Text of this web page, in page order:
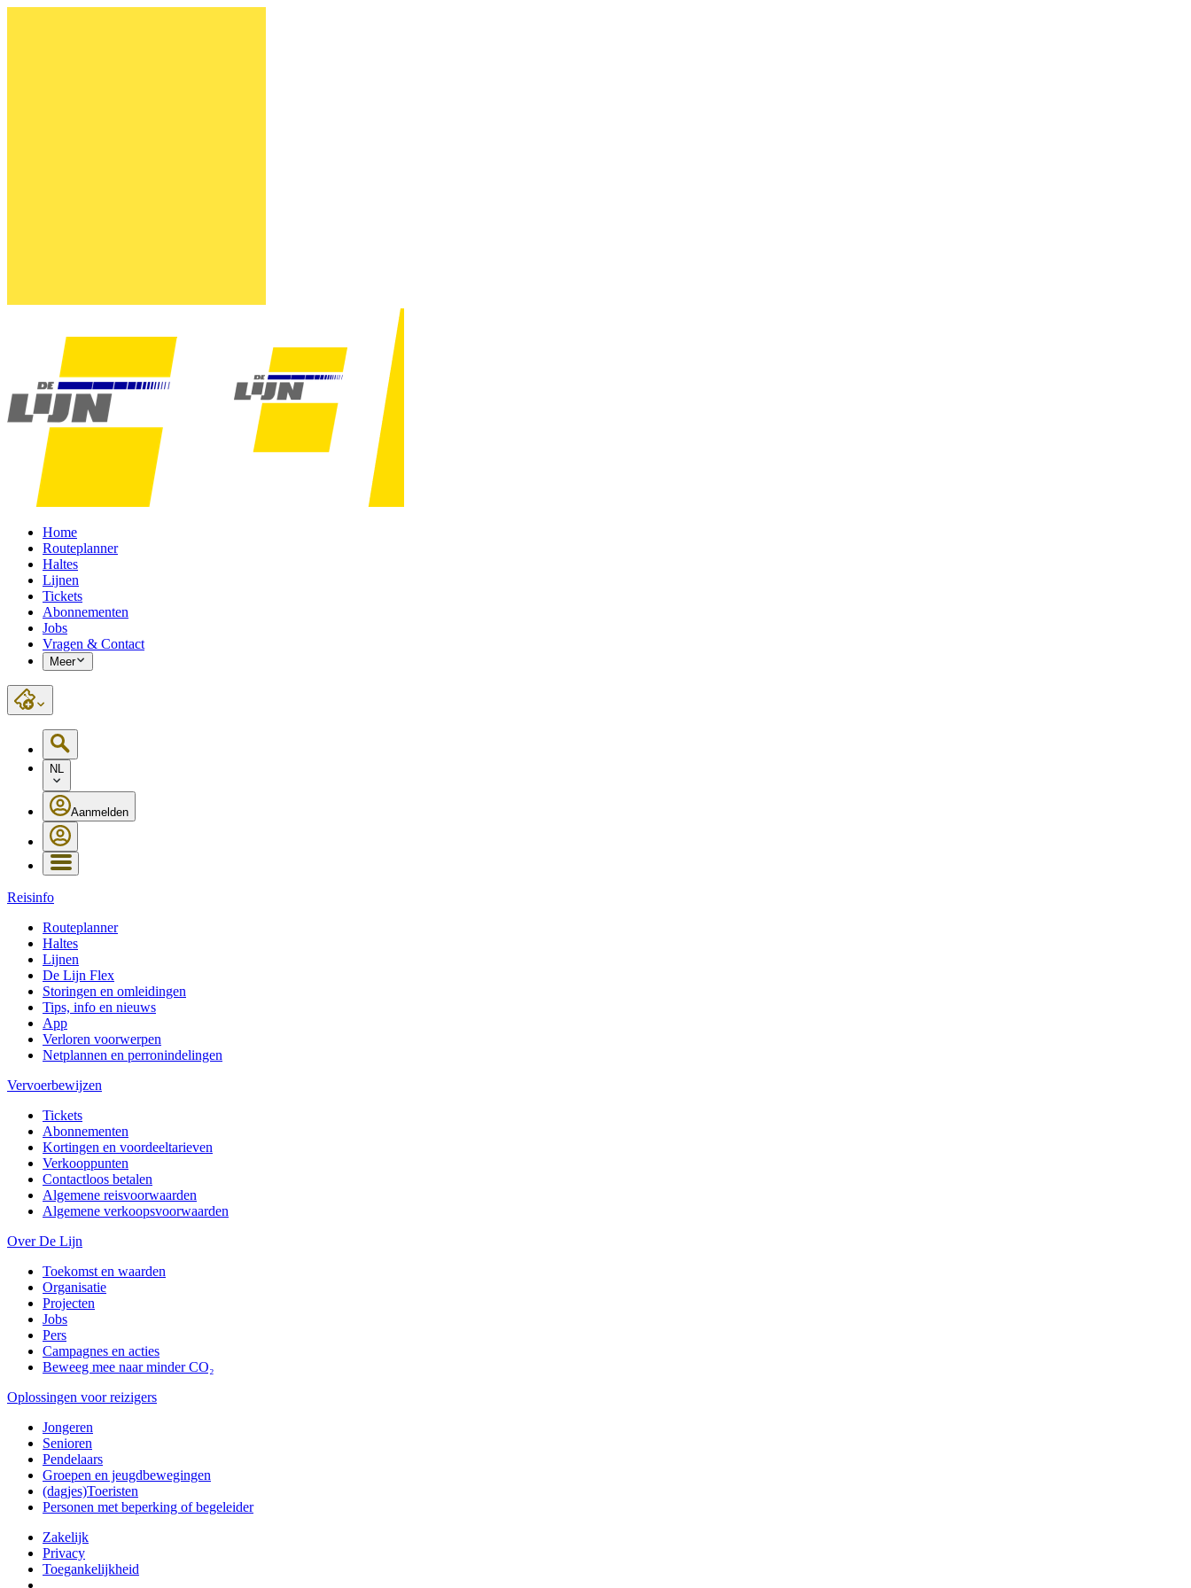
Home
Routeplanner
Haltes
Lijnen
Tickets
Abonnementen
Jobs
Vragen & Contact
Meer
NL
Aanmelden
Reisinfo
Routeplanner
Haltes
Lijnen
De Lijn Flex
Storingen en omleidingen
Tips, info en nieuws
App
Verloren voorwerpen
Netplannen en perronindelingen
Vervoerbewijzen
Tickets
Abonnementen
Kortingen en voordeeltarieven
Verkooppunten
Contactloos betalen
Algemene reisvoorwaarden
Algemene verkoopsvoorwaarden
Over De Lijn
Toekomst en waarden
Organisatie
Projecten
Jobs
Pers
Campagnes en acties
Beweeg mee naar minder CO₂
Oplossingen voor reizigers
Jongeren
Senioren
Pendelaars
Groepen en jeugdbewegingen
(dagjes)Toeristen
Personen met beperking of begeleider
Zakelijk
Privacy
Toegankelijkheid